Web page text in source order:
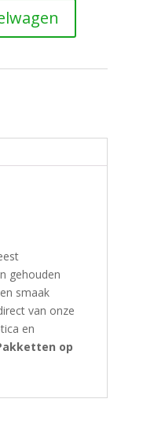
gehouden
smaak
van onze
en
akketten op